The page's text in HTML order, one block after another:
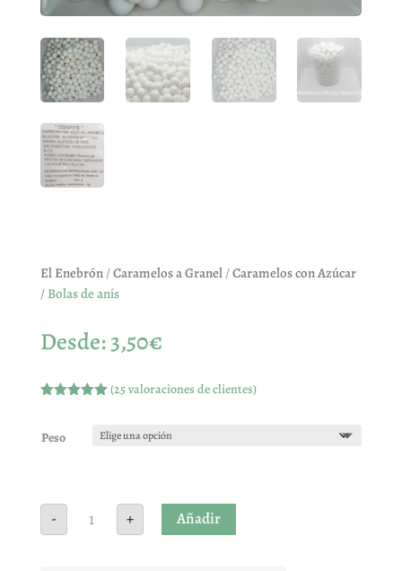
El Enebrón/Caramelos a Granel/Caramelos con Azúcar
/ Bolas de anís
Desde:3,50€
5 en base
a
(25valoraciones de clientes)
Peso
- + Añadir